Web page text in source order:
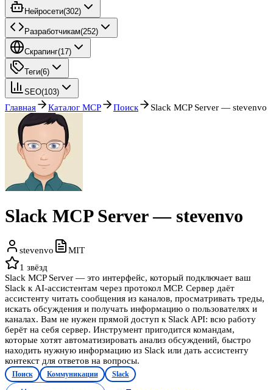
Нейросети(302)
Разработчикам(252)
Скрапинг(17)
Теги(6)
SEO(103)
Главная Каталог MCP Поиск Slack MCP Server — stevenvo
Slack MCP Server — stevenvo
stevenvo
MIT
1 звёзд
Slack MCP Server — это интерфейс, который подключает ваш
Slack к AI-ассистентам через протокол MCP. Сервер даёт
ассистенту читать сообщения из каналов, просматривать треды,
искать обсуждения и получать информацию о пользователях и
каналах. Вам не нужен прямой доступ к Slack API: всю работу
берёт на себя сервер. Инструмент пригодится командам,
которые хотят автоматизировать анализ обсуждений, быстро
находить нужную информацию из Slack или дать ассистенту
контекст для ответов на вопросы.
Поиск Коммуникации Slack